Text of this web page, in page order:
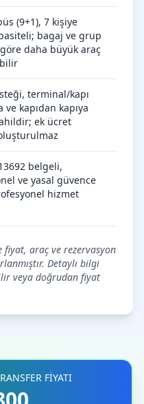
(9+1), 7 kişiye
bagaj ve grup
göre daha büyük araç
terminal/kapı
ve kapıdan kapıya
ek ücret
belgeli,
ve yasal güvence
hizmet
fiyat, araç ve rezervasyon
Detaylı bilgi
veya doğrudan fiyat
FİYATI